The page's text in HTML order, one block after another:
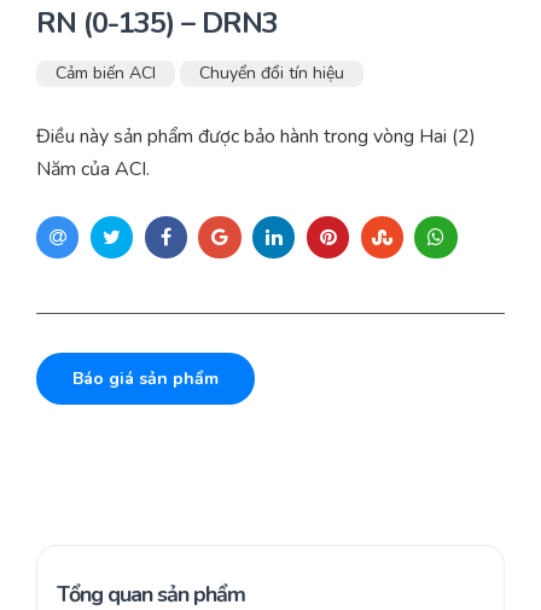
RN (0-135) – DRN3
Cảm biến ACI Chuyển đổi tín hiệu
Điều này sản phẩm được bảo hành trong vòng Hai (2)
Năm của ACI.
Báo giá sản phẩm
Tổng quan sản phẩm